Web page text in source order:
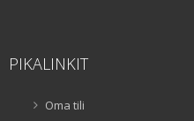
PIKALINKIT
Oma tili